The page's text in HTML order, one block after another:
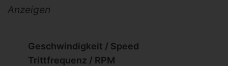
Anzeigen
Geschwindigkeit / Speed
Trittfrequenz / RPM